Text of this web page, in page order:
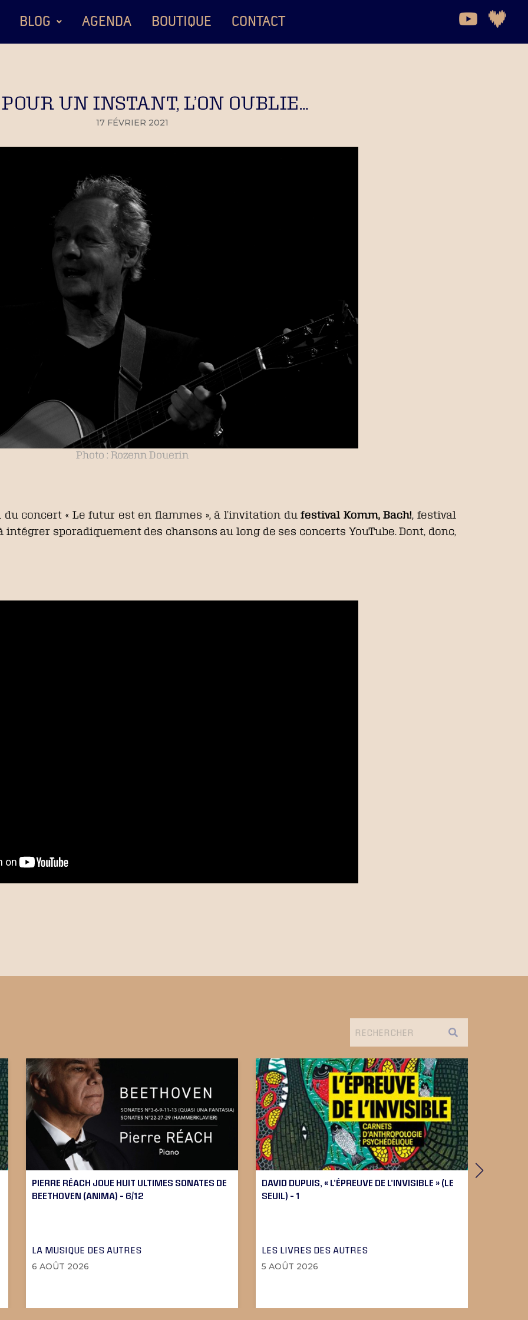
BLOG AGENDA BOUTIQUE CONTACT
UN INSTANT, L’ON OUBLIE…
17 FÉVRIER 2021
Photo : Rozenn Douerin
du concert « Le futur est en flammes », à l’invitation dufestival Komm, Bach!, festival
intégrer sporadiquement des chansons au long de ses concerts YouTube. Dont, donc,
PIERRE RÉACH JOUE HUIT ULTIMES SONATES DE
BEETHOVEN (ANIMA) – 6/12
LA MUSIQUE DES AUTRES
6 AOÛT 2026
DAVID DUPUIS, « L’ÉPREUVE DE L’INVISIBLE » (LE
SEUIL) – 1
LES LIVRES DES AUTRES
5 AOÛT 2026